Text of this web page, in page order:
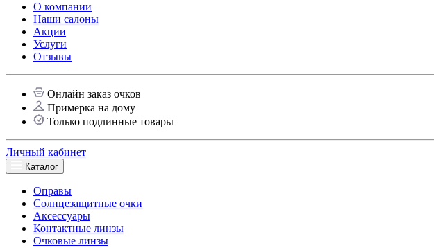
О компании
Наши салоны
Акции
Услуги
Отзывы
Онлайн заказ очков
Примерка на дому
Только подлинные товары
Личный кабинет
Каталог
Оправы
Солнцезащитные очки
Аксессуары
Контактные линзы
Очковые линзы